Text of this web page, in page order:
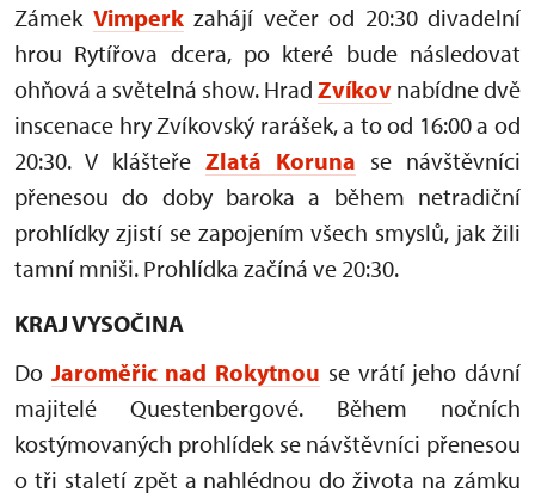
Zámek Vimperkzahájí večer od 20:30 divadelní
hrou Rytířova dcera, po které bude následovat
ohňová a světelná show. Hrad Zvíkov nabídne dvě
inscenace hry Zvíkovský rarášek, a to od 16:00 a od
20:30. V klášteře Zlatá Koruna se návštěvníci
přenesou do doby baroka a během netradiční
prohlídky zjistí se zapojením všech smyslů, jak žili
tamní mniši. Prohlídka začíná ve 20:30.
KRAJ VYSOČINA
Do Jaroměřic nad Rokytnou se vrátí jeho dávní
majitelé Questenbergové. Během nočních
kostýmovaných prohlídek se návštěvníci přenesou
o tři staletí zpět a nahlédnou do života na zámku